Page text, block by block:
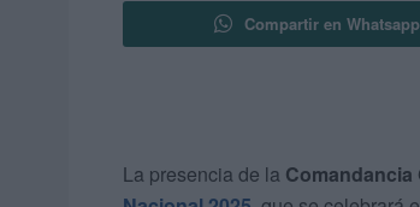
Compartir en Whatsapp
La presencia de la Comandancia